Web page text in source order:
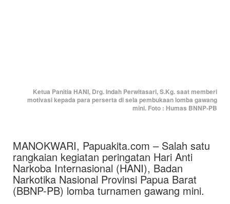
Ketua Panitia HANI, Drg. Indah Perwitasari, S.Kg. saat memberi
motivasi kepada para perserta di sela pembukaan lomba gawang
mini. Foto : Humas BNNP-PB
MANOKWARI, Papuakita.com – Salah satu
rangkaian kegiatan peringatan Hari Anti
Narkoba Internasional (HANI), Badan
Narkotika Nasional Provinsi Papua Barat
(BBNP-PB) lomba turnamen gawang mini.